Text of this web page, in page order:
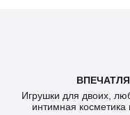
Игрушки для двоих,
интимная косметика